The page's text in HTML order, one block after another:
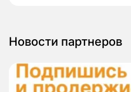
Новости партнеров